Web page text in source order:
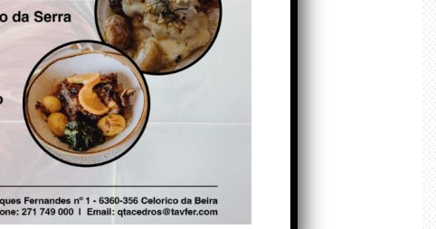
Ronaldo. Autor: Paulo
Freitas do Amaral
5 de Agosto de 2026
Falso crescimento…
Autor: Nuno Pereira
1 de Agosto de 2026
Tadei Pogacar vence o
“Tour” – A “Volta a
França em Bicicleta”
pela quinta vez! Autor:
João Dinis